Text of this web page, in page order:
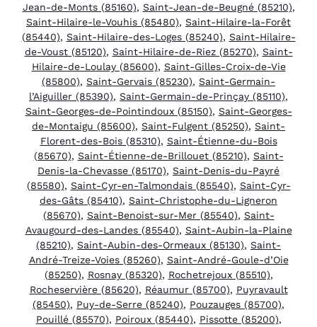
Jean-de-Monts (85160), Saint-Jean-de-Beugné (85210),
Saint-Hilaire-le-Vouhis (85480), Saint-Hilaire-la-Forêt
(85440), Saint-Hilaire-des-Loges (85240), Saint-Hilaire-
de-Voust (85120), Saint-Hilaire-de-Riez (85270), Saint-
Hilaire-de-Loulay (85600), Saint-Gilles-Croix-de-Vie
(85800), Saint-Gervais (85230), Saint-Germain-
l’Aiguiller (85390), Saint-Germain-de-Prinçay (85110),
Saint-Georges-de-Pointindoux (85150), Saint-Georges-
de-Montaigu (85600), Saint-Fulgent (85250), Saint-
Florent-des-Bois (85310), Saint-Étienne-du-Bois
(85670), Saint-Étienne-de-Brillouet (85210), Saint-
Denis-la-Chevasse (85170), Saint-Denis-du-Payré
(85580), Saint-Cyr-en-Talmondais (85540), Saint-Cyr-
des-Gâts (85410), Saint-Christophe-du-Ligneron
(85670), Saint-Benoist-sur-Mer (85540), Saint-
Avaugourd-des-Landes (85540), Saint-Aubin-la-Plaine
(85210), Saint-Aubin-des-Ormeaux (85130), Saint-
André-Treize-Voies (85260), Saint-André-Goule-d’Oie
(85250), Rosnay (85320), Rochetrejoux (85510),
Rocheservière (85620), Réaumur (85700), Puyravault
(85450), Puy-de-Serre (85240), Pouzauges (85700),
Pouillé (85570), Poiroux (85440), Pissotte (85200),